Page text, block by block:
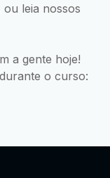
ou leia nossos
a gente hoje!
o curso: